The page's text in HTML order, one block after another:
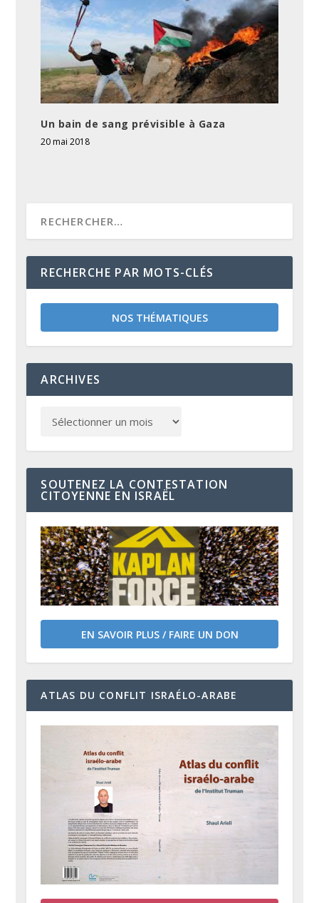
Un bain de sang prévisible à Gaza
20 mai 2018
RECHERCHE PAR MOTS-CLÉS
NOS THÉMATIQUES
ARCHIVES
SOUTENEZ LA CONTESTATION
CITOYENNE EN ISRAËL
EN SAVOIR PLUS / FAIRE UN DON
ATLAS DU CONFLIT ISRAÉLO-ARABE